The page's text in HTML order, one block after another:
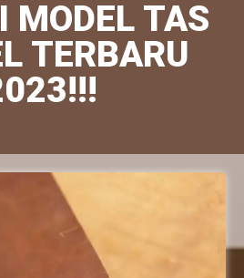
MODEL TAS
TERBARU